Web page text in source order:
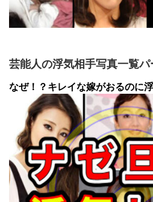
芸能人の浮気相手写真一覧
なぜ！？キレイな嫁がおるのに